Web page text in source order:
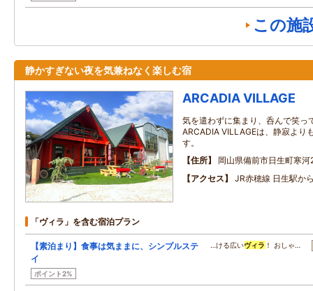
この施
静かすぎない夜を気兼ねなく楽しむ宿
ARCADIA VILLAGE
気を遣わずに集まり、呑んで笑っ
ARCADIA VILLAGEは、静寂より
す。
住所
岡山県備前市日生町寒河
アクセス
JR赤穂線 日生駅か
「ヴィラ」を含む宿泊プラン
【素泊まり】食事は気ままに、シンプルステ
イ
ポイント2%
…ける広いヴィラ ！ おしゃ…